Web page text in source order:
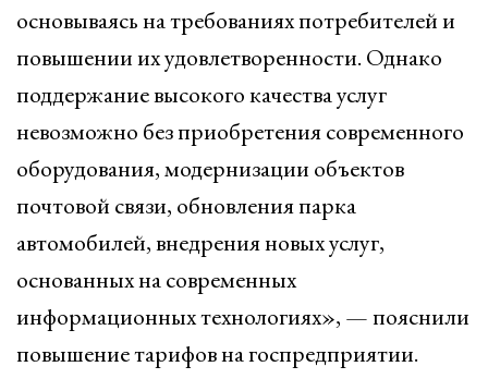
основываясь на требованиях потребителей и
повышении их удовлетворенности. Однако
поддержание высокого качества услуг
невозможно без приобретения современного
оборудования, модернизации объектов
почтовой связи, обновления парка
автомобилей, внедрения новых услуг,
основанных на современных
информационных технологиях», — пояснили
повышение тарифов на госпредприятии.